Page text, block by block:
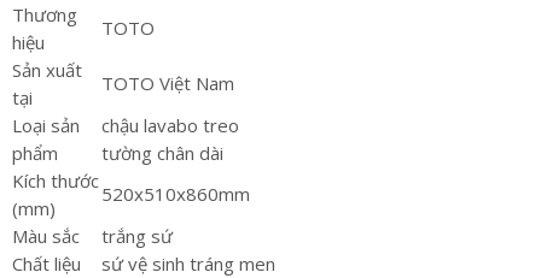
Thương
hiệu
TOTO
Sản xuất
tại
TOTO Việt Nam
Loại sản
phẩm
chậu lavabo treo
tường chân dài
Kích thước
(mm)
520x510x860mm
Màu sắc
trắng sứ
Chất liệu
sứ vệ sinh tráng men